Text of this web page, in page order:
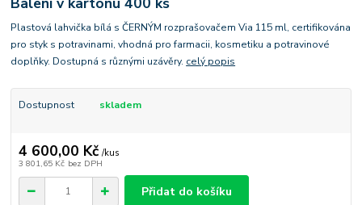
Plastová lahvička bílá s ČERNÝM rozprašovačem Via 115 ml, certifikována
pro styk s potravinami, vhodná pro farmacii, kosmetiku a potravinové
doplňky. Dostupná s různými uzávěry. celý popis
Dostupnost skladem
4 600,00 Kč /kus
3 801,65 Kč bez DPH
Přidat do košíku